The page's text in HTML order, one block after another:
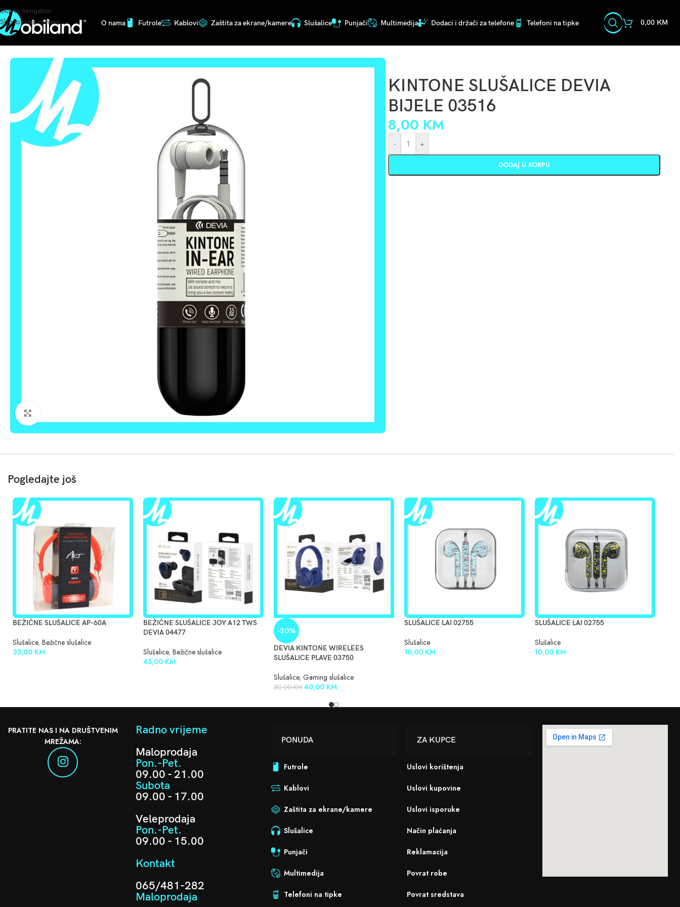
Skip to navigation
Skip to main content
O nama Futrole Kablovi Zaštita za ekrane/kamere Slušalice Punjači Multimedija Dodaci i držači za telefone Telefoni na tipke 0,00 KM
Početna/Slušalice/KINTONE SLUŠALICE DEVIA BIJELE 03516
KINTONE SLUŠALICE DEVIA
BIJELE 03516
8,00 KM
- +
DODAJ U KORPU
Pogledajte još
BEŽIČNE SLUŠALICE AP-60A
Slušalice, Bežične slušalice
35,00 KM
BEŽIČNE SLUŠALICE JOY A12 TWS
DEVIA 04477
Slušalice, Bežične slušalice
45,00 KM
-20%
DEVIA KINTONE WIRELEES
SLUŠALICE PLAVE 03750
Slušalice, Gaming slušalice
50,00KM 40,00 KM
SLUŠALICE LAI 02755
Slušalice
10,00 KM
SLUŠALICE LAI 02755
Slušalice
10,00 KM
PRATITE NAS I NA DRUŠTVENIM
MREŽAMA:
Radno vrijeme
Maloprodaja
Pon.-Pet.
09.00 - 21.00
Subota
09.00 - 17.00
Veleprodaja
Pon.-Pet.
09.00 - 15.00
Kontakt
065/481-282
Maloprodaja
PONUDA
Futrole
Kablovi
Zaštita za ekrane/kamere
Slušalice
Punjači
Multimedija
Telefoni na tipke
ZA KUPCE
Uslovi korištenja
Uslovi kupovine
Uslovi isporuke
Način plaćanja
Reklamacija
Povrat robe
Povrat sredstava